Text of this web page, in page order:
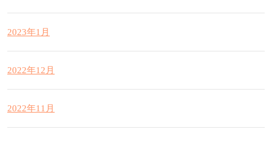
2023年1月
2022年12月
2022年11月